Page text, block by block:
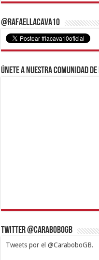
@RafaelLacava10
Únete a nuestra comunidad de
Twitter @CaraboboGB
Tweets por el @CaraboboGB.